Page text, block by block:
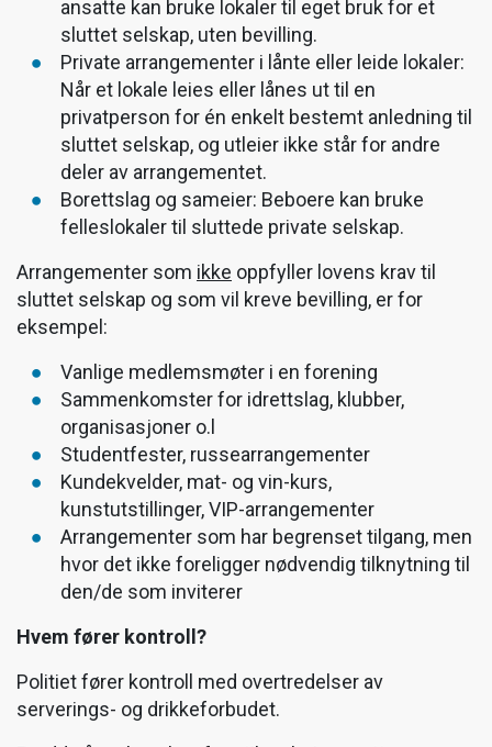
ansatte kan bruke lokaler til eget bruk for et
sluttet selskap, uten bevilling.
Private arrangementer i lånte eller leide lokaler:
Når et lokale leies eller lånes ut til en
privatperson for én enkelt bestemt anledning til
sluttet selskap, og utleier ikke står for andre
deler av arrangementet.
Borettslag og sameier: Beboere kan bruke
felleslokaler til sluttede private selskap.
Arrangementer som ikke oppfyller lovens krav til
sluttet selskap og som vil kreve bevilling, er for
eksempel:
Vanlige medlemsmøter i en forening
Sammenkomster for idrettslag, klubber,
organisasjoner o.l
Studentfester, russearrangementer
Kundekvelder, mat- og vin-kurs,
kunstutstillinger, VIP-arrangementer
Arrangementer som har begrenset tilgang, men
hvor det ikke foreligger nødvendig tilknytning til
den/de som inviterer
Hvem fører kontroll?
Politiet fører kontroll med overtredelser av
serverings- og drikkeforbudet.